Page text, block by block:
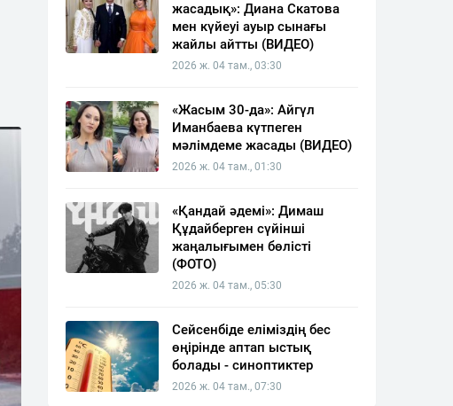
жасадық»: Диана Скатова
мен күйеуі ауыр сынағы
жайлы айтты (ВИДЕО)
2026 ж. 04 там., 03:30
«Жасым 30-да»: Айгүл
Иманбаева күтпеген
мәлімдеме жасады (ВИДЕО)
2026 ж. 04 там., 01:30
«Қандай әдемі»: Димаш
Құдайберген сүйінші
жаңалығымен бөлісті
(ФОТО)
2026 ж. 04 там., 05:30
Сейсенбіде еліміздің бес
өңірінде аптап ыстық
болады - синоптиктер
2026 ж. 04 там., 07:30